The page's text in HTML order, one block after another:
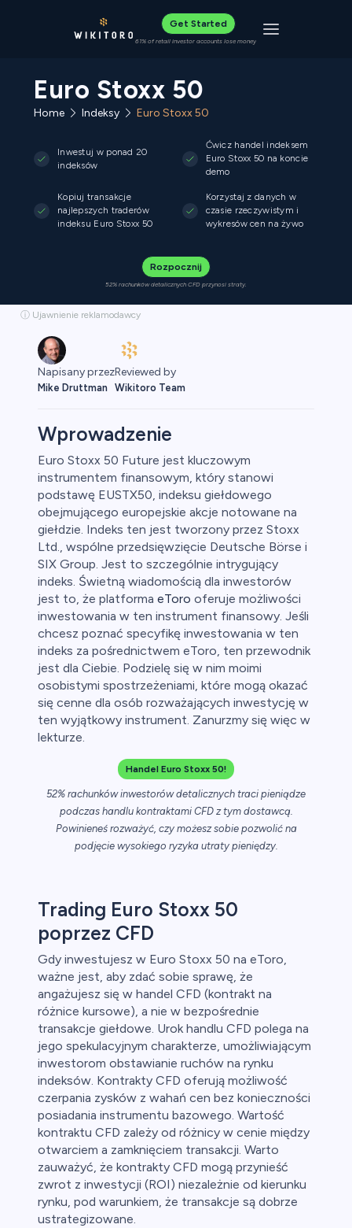
Get Started
61% of retail investor accounts lose money Toggle
Euro Stoxx 50
Home Indeksy Euro Stoxx 50
Inwestuj w ponad 20
indeksów
Ćwicz handel indeksem
Euro Stoxx 50 na koncie
demo
Kopiuj transakcje
najlepszych traderów
indeksu Euro Stoxx 50
Korzystaj z danych w
czasie rzeczywistym i
wykresów cen na żywo
Rozpocznij
52% rachunków detalicznych CFD przynosi straty.
ⓘ Ujawnienie reklamodawcy
Napisany przez
Mike Druttman
Reviewed by
Wikitoro Team
Wprowadzenie
Euro Stoxx 50 Future jest kluczowym
instrumentem finansowym, który stanowi
podstawę EUSTX50, indeksu giełdowego
obejmującego europejskie akcje notowane na
giełdzie. Indeks ten jest tworzony przez Stoxx
Ltd., wspólne przedsięwzięcie Deutsche Börse i
SIX Group. Jest to szczególnie intrygujący
indeks. Świetną wiadomością dla inwestorów
jest to, że platforma eToro oferuje możliwości
inwestowania w ten instrument finansowy. Jeśli
chcesz poznać specyfikę inwestowania w ten
indeks za pośrednictwem eToro, ten przewodnik
jest dla Ciebie. Podzielę się w nim moimi
osobistymi spostrzeżeniami, które mogą okazać
się cenne dla osób rozważających inwestycję w
ten wyjątkowy instrument. Zanurzmy się więc w
lekturze.
Handel Euro Stoxx 50!
52% rachunków inwestorów detalicznych traci pieniądze
podczas handlu kontraktami CFD z tym dostawcą.
Powinieneś rozważyć, czy możesz sobie pozwolić na
podjęcie wysokiego ryzyka utraty pieniędzy.
Trading Euro Stoxx 50
poprzez CFD
Gdy inwestujesz w Euro Stoxx 50 na eToro,
ważne jest, aby zdać sobie sprawę, że
angażujesz się w handel CFD (kontrakt na
różnice kursowe), a nie w bezpośrednie
transakcje giełdowe. Urok handlu CFD polega na
jego spekulacyjnym charakterze, umożliwiającym
inwestorom obstawianie ruchów na rynku
indeksów. Kontrakty CFD oferują możliwość
czerpania zysków z wahań cen bez konieczności
posiadania instrumentu bazowego. Wartość
kontraktu CFD zależy od różnicy w cenie między
otwarciem a zamknięciem transakcji. Warto
zauważyć, że kontrakty CFD mogą przynieść
zwrot z inwestycji (ROI) niezależnie od kierunku
rynku, pod warunkiem, że transakcje są dobrze
ustrategizowane.